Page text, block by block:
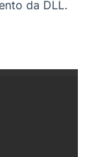
da DLL.